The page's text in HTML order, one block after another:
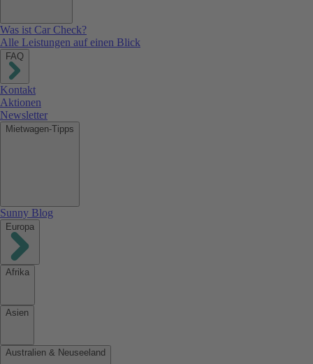
Was ist Car Check?
Alle Leistungen auf einen Blick
FAQ
Kontakt
Aktionen
Newsletter
Mietwagen-Tipps
Sunny Blog
Europa
Afrika
Asien
Australien & Neuseeland